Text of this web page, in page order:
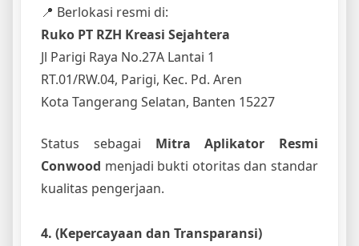
📍 Berlokasi resmi di:
Ruko PT RZH Kreasi Sejahtera
Jl Parigi Raya No.27A Lantai 1
RT.01/RW.04, Parigi, Kec. Pd. Aren
Kota Tangerang Selatan, Banten 15227
Status sebagai Mitra Aplikator Resmi
Conwood menjadi bukti otoritas dan standar
kualitas pengerjaan.
4. (Kepercayaan dan Transparansi)